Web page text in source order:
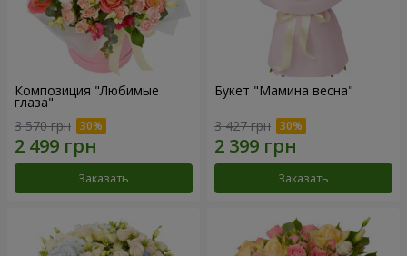
Композиция "Любимые
глаза"
3 570 грн
Заказать
Букет "Мамина весна"
3 427 грн
Заказать